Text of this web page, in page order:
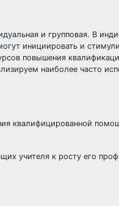
и групповая. В
инициировать и
повышения
наиболее часто
квалифицированной
учителя к росту его